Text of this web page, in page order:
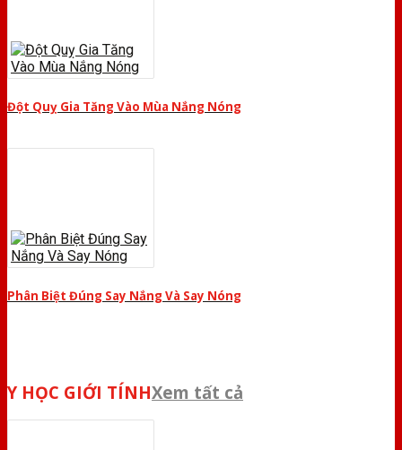
Đột Quỵ Gia Tăng Vào Mùa Nắng Nóng
Phân Biệt Đúng Say Nắng Và Say Nóng
Y HỌC GIỚI TÍNHXem tất cả